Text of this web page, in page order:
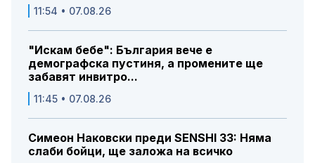
11:54 • 07.08.26
"Искам бебе": България вече е
демографска пустиня, а промените ще
забавят инвитро...
11:45 • 07.08.26
Симеон Наковски преди SENSHI 33: Няма
слаби бойци, ще заложа на всичко